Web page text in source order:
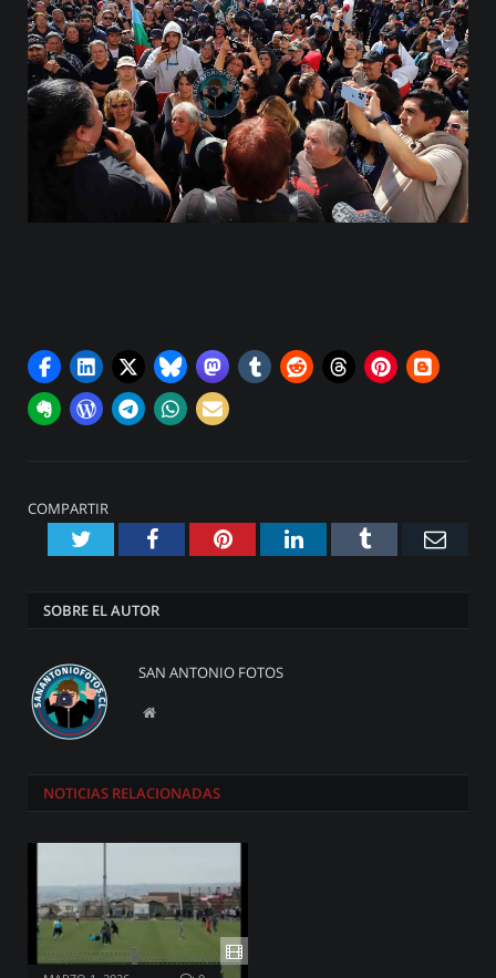
COMPARTIR
TwitterFacebookPinterestLinkedInTumblr
SOBRE EL AUTOR
SAN ANTONIO FOTOS
Website
NOTICIAS RELACIONADAS